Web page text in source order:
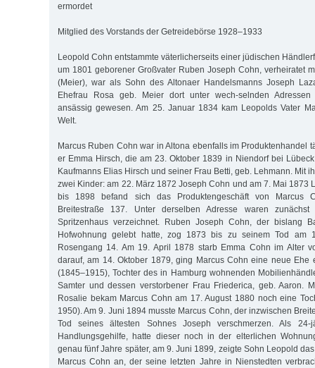
ermordet
Mitglied des Vorstands der Getreidebörse 1928–1933
Leopold Cohn entstammte väterlicherseits einer jüdischen
um 1801 geborener Großvater Ruben Joseph Cohn, verheiratet
(Meier), war als Sohn des Altonaer Handelsmanns Joseph
Ehefrau Rosa geb. Meier dort unter wech-selnden Adressen
ansässig gewesen. Am 25. Januar 1834 kam Leopolds Vater
Welt.
Marcus Ruben Cohn war in Altona ebenfalls im Produktenhandel
er Emma Hirsch, die am 23. Oktober 1839 in Niendorf bei
Kaufmanns Elias Hirsch und seiner Frau Betti, geb. Lehmann. Mit
zwei Kinder: am 22. März 1872 Joseph Cohn und am 7. Mai 1873
bis 1898 befand sich das Produktengeschäft von Marcus
Breitestraße 137. Unter derselben Adresse waren
Spritzenhaus verzeichnet. Ruben Joseph Cohn, der bislang
Hofwohnung gelebt hatte, zog 1873 bis zu seinem Tod am
Rosengang 14. Am 19. April 1878 starb Emma Cohn im Alter
darauf, am 14. Oktober 1879, ging Marcus Cohn eine neue Ehe
(1845–1915), Tochter des in Hamburg wohnenden
Samter und dessen verstorbener Frau Friederica, geb. Aaron.
Rosalie bekam Marcus Cohn am 17. August 1880 noch eine
1950). Am 9. Juni 1894 musste Marcus Cohn, der inzwischen
Tod seines ältesten Sohnes Joseph verschmerzen. Als 24-
Handlungsgehilfe, hatte dieser noch in der elterlichen
genau fünf Jahre später, am 9. Juni 1899, zeigte Sohn Leopold
Marcus Cohn an, der seine letzten Jahre in Nienstedten